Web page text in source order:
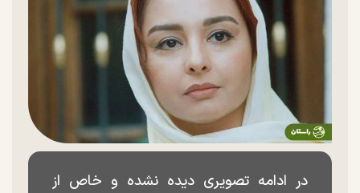
در ادامه تصویری دیده نشده و خاص از